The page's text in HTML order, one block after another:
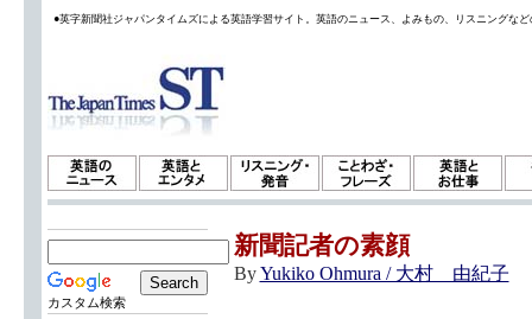
●英字新聞社ジャパンタイムズによる英語学習サイト。英語のニュース、よみもの、リスニングな
カスタム検索
新聞記者の素顔
ByYukiko Ohmura / 大村 由紀子